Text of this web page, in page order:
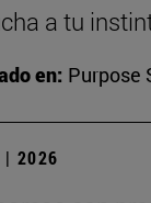
a tu
en: Purpose
2026